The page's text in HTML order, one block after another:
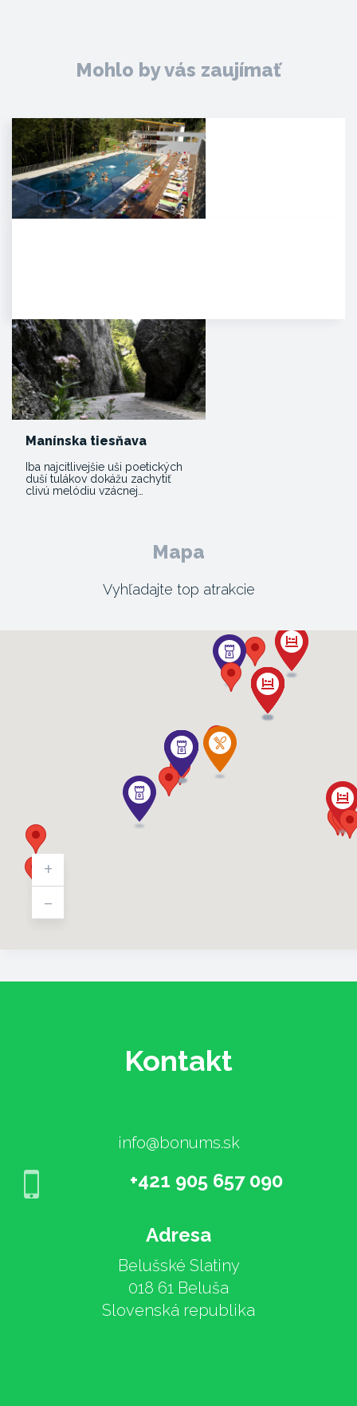
Mohlo by vás zaujímať
Manínska tiesňava
Iba najcitlivejšie uši poetických
duší tulákov dokážu zachytiť
clivú melódiu vzácnej…
Mapa
Vyhľadajte top atrakcie
+
-
Kontakt
info@bonums.sk
+421 905 657 090
Adresa
Belušské Slatiny
018 61 Beluša
Slovenská republika